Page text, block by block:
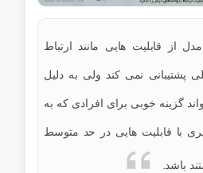
از قابلیت هایی مانند ارتباط
پشتیبانی نمی کند ولی به دلیل
گزینه خوبی برای افرادی که به
با قابلیت هایی در حد متوسط
باشد.